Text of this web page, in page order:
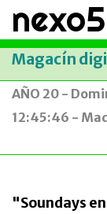
Magacín
AÑO 20 -
12:45:46 -
"Soundays